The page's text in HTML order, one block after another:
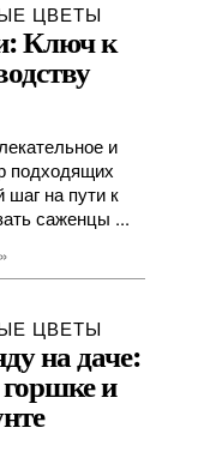
ЦВЕТЫ
Ключ к
и
подходящих
на пути к
саженцы ...
ЦВЕТЫ
на даче:
и